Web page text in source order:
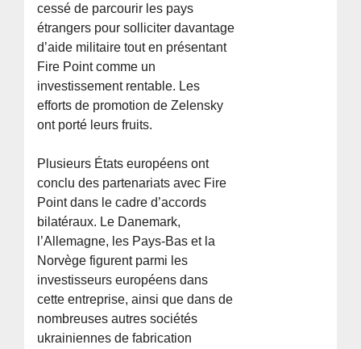
cessé de parcourir les pays
étrangers pour solliciter davantage
d’aide militaire tout en présentant
Fire Point comme un
investissement rentable. Les
efforts de promotion de Zelensky
ont porté leurs fruits.
Plusieurs États européens ont
conclu des partenariats avec Fire
Point dans le cadre d’accords
bilatéraux. Le Danemark,
l’Allemagne, les Pays-Bas et la
Norvège figurent parmi les
investisseurs européens dans
cette entreprise, ainsi que dans de
nombreuses autres sociétés
ukrainiennes de fabrication